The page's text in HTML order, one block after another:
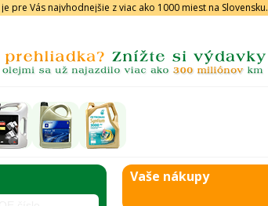
pre Vás najvhodnejšie z viac ako 1000 miest na Slovensku.
Vaše nákupy